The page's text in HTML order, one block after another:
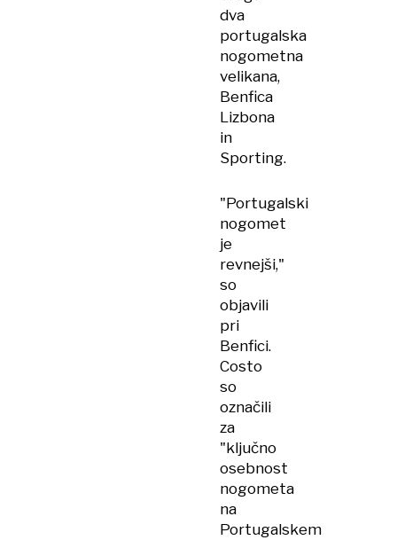
dva
portugalska
nogometna
velikana,
Benfica
Lizbona
in
Sporting.
"Portugalski
nogomet
je
revnejši,"
so
objavili
pri
Benfici.
Costo
so
označili
za
"ključno
osebnost
nogometa
na
Portugalskem